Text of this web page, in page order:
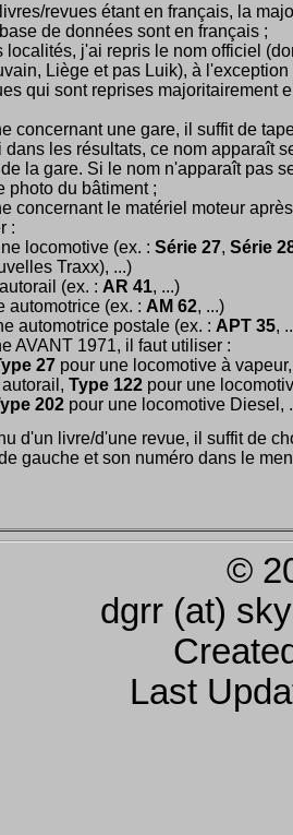
revues étant en français, la
de données sont en français ;
localités, j'ai repris le nom officiel
Liège et pas Luik), à l'exception
qui sont reprises majoritairement
concernant une gare, il suffit de
dans les résultats, ce nom apparaît
la gare. Si le nom n'apparaît pas
photo du bâtiment ;
concernant le matériel moteur après
:
locomotive (ex. : Série 27, Série
Traxx), ...)
(ex. : AR 41, ...)
automotrice (ex. : AM 62, ...)
automotrice postale (ex. : APT 35,
AVANT 1971, il faut utiliser :
27 pour une locomotive à
Type 122 pour une
202 pour une locomotive Diesel,
d'un livre/d'une revue, il suffit de
gauche et son numéro dans le
©
dgrr (at)
Last